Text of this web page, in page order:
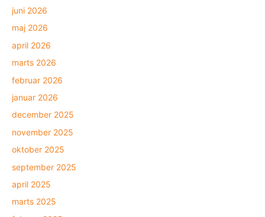
juni 2026
maj 2026
april 2026
marts 2026
februar 2026
januar 2026
december 2025
november 2025
oktober 2025
september 2025
april 2025
marts 2025